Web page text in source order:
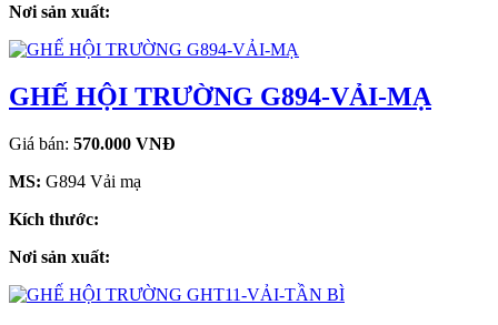
Nơi sản xuất:
GHẾ HỘI TRƯỜNG G894-VẢI-MẠ
Giá bán: 570.000 VNĐ
MS: G894 Vải mạ
Kích thước:
Nơi sản xuất: